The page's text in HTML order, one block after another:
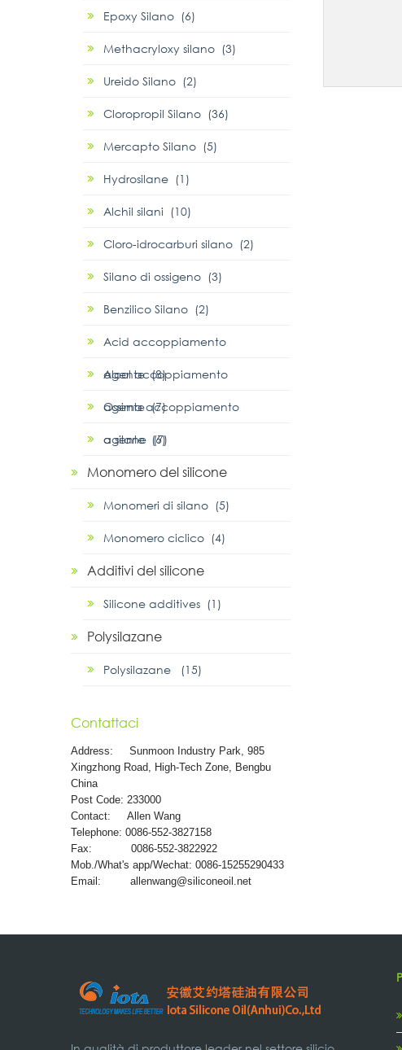
Epoxy Silano (6)
Methacryloxy silano (3)
Ureido Silano (2)
Cloropropil Silano (36)
Mercapto Silano (5)
Hydrosilane (1)
Alchil silani (10)
Cloro-idrocarburi silano (2)
Silano di ossigeno (3)
Benzilico Silano (2)
Acid accoppiamento
agente (8)
Alcol accoppiamento
agente (7)
Ossima accoppiamento
agente (6)
α silane (7)
Monomero del silicone
Monomeri di silano (5)
Monomero ciclico (4)
Additivi del silicone
Silicone additives (1)
Polysilazane
Polysilazane (15)
Contattaci
Address: Sunmoon Industry Park, 985
Xingzhong Road, High-Tech Zone, Bengbu
China
Post Code: 233000
Contact: Allen Wang
Telephone: 0086-552-3827158
Fax: 0086-552-3822922
Mob./What's app/Wechat: 0086-15255290433
Email: allenwang@siliconeoil.net